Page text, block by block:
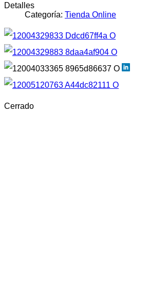
Detalles
Categoría: Tienda Online
Cerrado